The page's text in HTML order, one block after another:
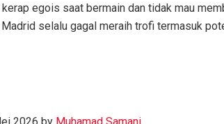
egois saat bermain dan tidak mau
selalu gagal meraih trofi termasuk